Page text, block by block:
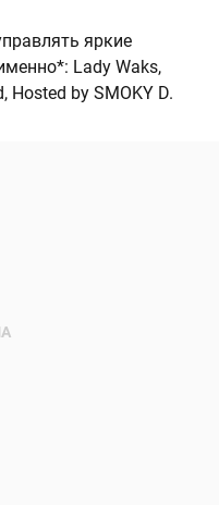
яркие
Lady Waks,
Hosted by SMOKY D.